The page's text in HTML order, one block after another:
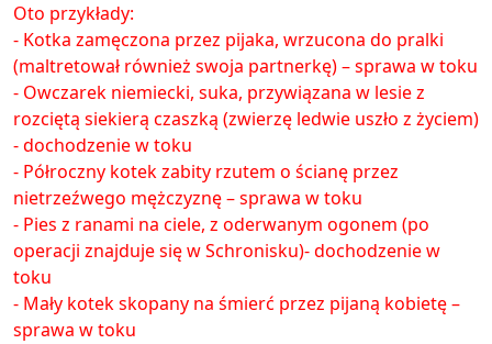
Oto przykłady:
- Kotka zamęczona przez pijaka, wrzucona do pralki
(maltretował również swoja partnerkę) – sprawa w toku
- Owczarek niemiecki, suka, przywiązana w lesie z
rozciętą siekierą czaszką (zwierzę ledwie uszło z życiem)
- dochodzenie w toku
- Półroczny kotek zabity rzutem o ścianę przez
nietrzeźwego mężczyznę – sprawa w toku
- Pies z ranami na ciele, z oderwanym ogonem (po
operacji znajduje się w Schronisku)- dochodzenie w
toku
- Mały kotek skopany na śmierć przez pijaną kobietę –
sprawa w toku